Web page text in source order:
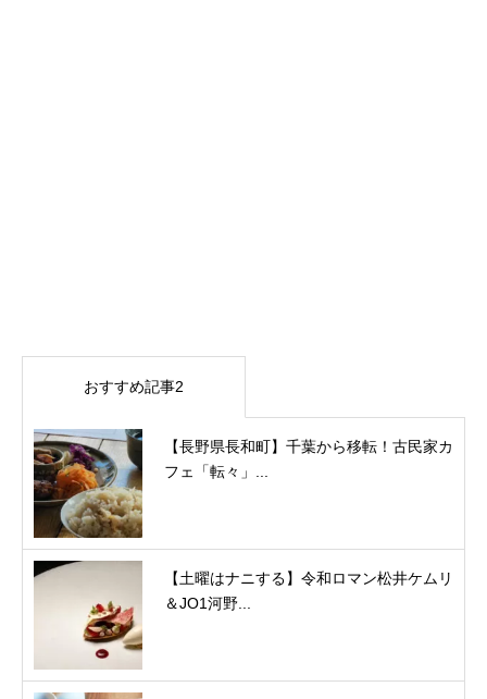
おすすめ記事2
【長野県長和町】千葉から移転！古民家カ
フェ「転々」...
【土曜はナニする】令和ロマン松井ケムリ
＆JO1河野...